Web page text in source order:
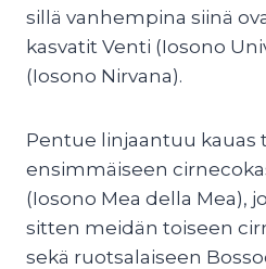
sillä vanhempina siinä
kasvatit Venti (Iosono
(Iosono Nirvana).
Pentue linjaantuu kauas
ensimmäiseen
(Iosono Mea della Mea),
sitten meidän toiseen
sekä ruotsalaiseen